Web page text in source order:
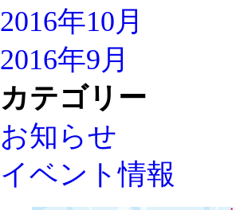
2016年10月
2016年9月
カテゴリー
お知らせ
イベント情報